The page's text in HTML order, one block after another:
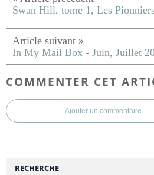
Swan Hill, tome 1, Les
In My Mail Box - Juin, Juillet
COMMENTER CET
Ajouter un commentaire
RECHERCHE